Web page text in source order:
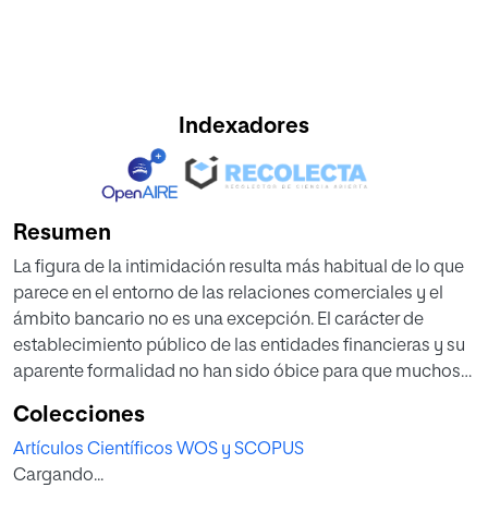
Indexadores
Resumen
La figura de la intimidación resulta más habitual de lo que
parece en el entorno de las relaciones comerciales y el
ámbito bancario no es una excepción. El carácter de
establecimiento público de las entidades financieras y su
aparente formalidad no han sido óbice para que muchos
deseados o cláusulas abusivas, que, en total libertad y
existiendo alternativa, no habrían firmado. Estas
conductas se han manifestado mayoritariamente en
Colecciones
Artículos Científicos WOS y SCOPUS
Cargando...